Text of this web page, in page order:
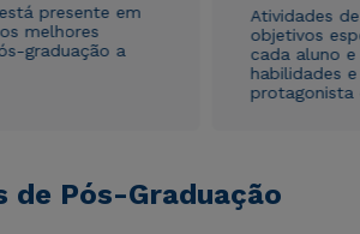
presente em
melhores
graduação a
Atividades
objetivos
cada aluno
habilidades
protagonista
de Pós-Graduação